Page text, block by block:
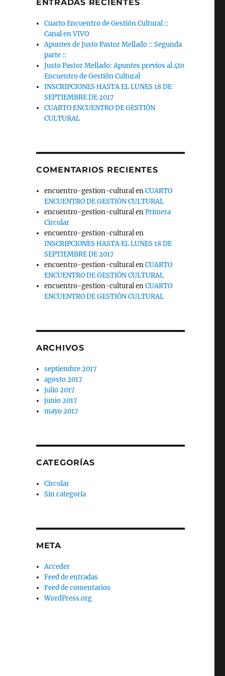
ENTRADAS RECIENTES
Cuarto Encuentro de Gestión Cultural ::
Canal en VIVO
Apuntes de Justo Pastor Mellado :: Segunda
parte ::
Justo Pastor Mellado: Apuntes previos al 4to
Encuentro de Gestión Cultural
INSCRIPCIONES HASTA EL LUNES 18 DE
SEPTIEMBRE DE 2017
CUARTO ENCUENTRO DE GESTIÓN
CULTURAL
COMENTARIOS RECIENTES
encuentro-gestion-culturalenCUARTO
ENCUENTRO DE GESTIÓN CULTURAL
encuentro-gestion-culturalenPrimera
Circular
encuentro-gestion-culturalen
INSCRIPCIONES HASTA EL LUNES 18 DE
SEPTIEMBRE DE 2017
encuentro-gestion-culturalenCUARTO
ENCUENTRO DE GESTIÓN CULTURAL
encuentro-gestion-culturalenCUARTO
ENCUENTRO DE GESTIÓN CULTURAL
ARCHIVOS
septiembre 2017
agosto 2017
julio 2017
junio 2017
mayo 2017
CATEGORÍAS
Circular
Sin categoría
META
Acceder
Feed de entradas
Feed de comentarios
WordPress.org